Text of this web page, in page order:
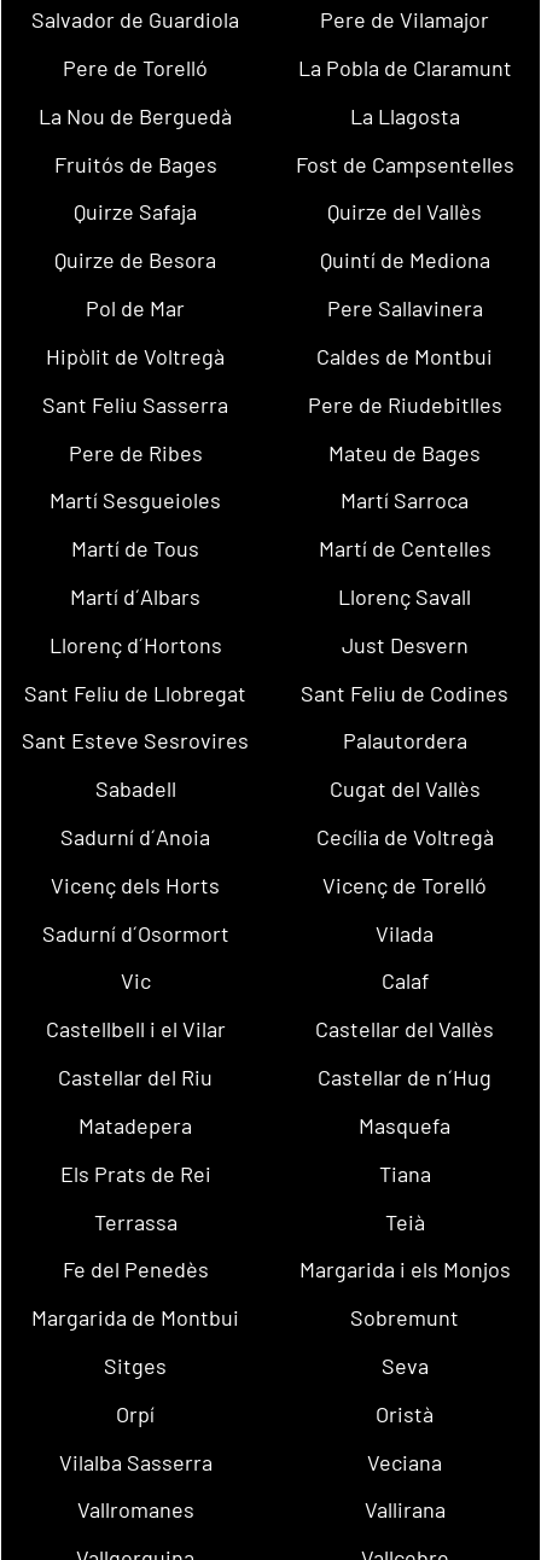
Salvador de Guardiola
Pere de Vilamajor
Pere de Torelló
La Pobla de Claramunt
La Nou de Berguedà
La Llagosta
Fruitós de Bages
Fost de Campsentelles
Quirze Safaja
Quirze del Vallès
Quirze de Besora
Quintí de Mediona
Pol de Mar
Pere Sallavinera
Hipòlit de Voltregà
Caldes de Montbui
Sant Feliu Sasserra
Pere de Riudebitlles
Pere de Ribes
Mateu de Bages
Martí Sesgueioles
Martí Sarroca
Martí de Tous
Martí de Centelles
Martí d´Albars
Llorenç Savall
Llorenç d´Hortons
Just Desvern
Sant Feliu de Llobregat
Sant Feliu de Codines
Sant Esteve Sesrovires
Palautordera
Sabadell
Cugat del Vallès
Sadurní d´Anoia
Cecília de Voltregà
Vicenç dels Horts
Vicenç de Torelló
Sadurní d´Osormort
Vilada
Vic
Calaf
Castellbell i el Vilar
Castellar del Vallès
Castellar del Riu
Castellar de n´Hug
Matadepera
Masquefa
Els Prats de Rei
Tiana
Terrassa
Teià
Fe del Penedès
Margarida i els Monjos
Margarida de Montbui
Sobremunt
Sitges
Seva
Orpí
Oristà
Vilalba Sasserra
Veciana
Vallromanes
Vallirana